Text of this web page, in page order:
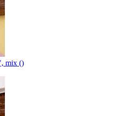
mix ()